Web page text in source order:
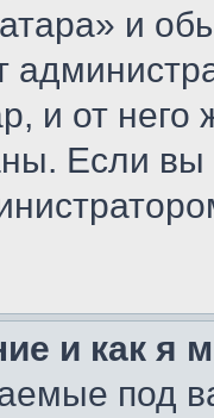
и
и от него
Если
и как я
под